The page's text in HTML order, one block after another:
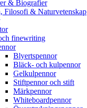
& Biografier
Filosofi & Naturvetenskap
finewriting
Blyertspennor
Bläck- och kulpennor
Gelkulpennor
Stiftpennor och stift
Märkpennor
Whiteboardpennor